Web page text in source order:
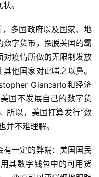
。
多国政府以及国家、地
数字货币，摆脱美国的霸
对疫情所做的无限制发放
他国家对此嗤之以鼻。
Giancarlo和经济
国不发展自己的数字货
所以，美国打算发行“数
并不难理解。
有一定的弊端：美国国民
其数字钱包中的可用货